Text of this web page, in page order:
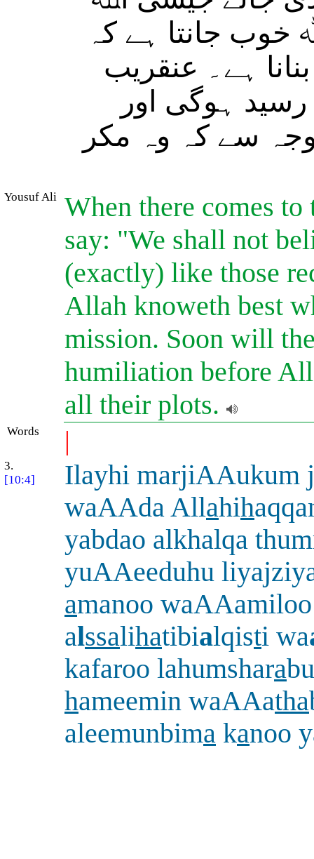
جانتا ہے کہ
ہے۔ عنقریب
ہوگی اور
سے کہ وہ مکر
Yousuf Ali When there comes
say: "We shall not
(exactly) like those
Allah knoweth best
mission. Soon will
humiliation before
all their plots.
Words |
3.
[10:4]
Ilayhi marjiAAukum
waAAda Allahih
yabdao alkhalqa
yuAAeeduhu
amanoo waAAamiloo
alssalihatibialqisti wa
kafaroo lahumshara
hameemin waAAatha
aleemunbima kanoo